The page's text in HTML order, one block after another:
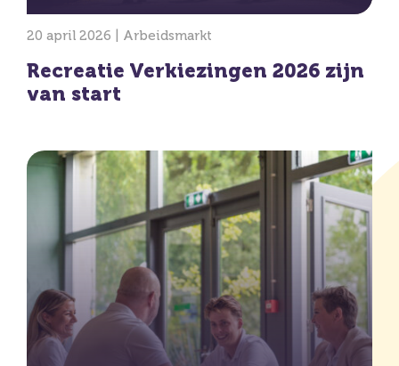
20 april 2026 | Arbeidsmarkt
Recreatie Verkiezingen 2026 zijn
van start